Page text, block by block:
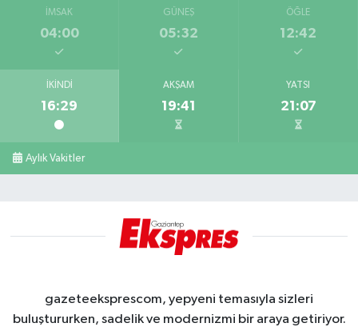
İMSAK
04:00
GÜNEŞ
05:32
ÖĞLE
12:42
İKINDI
16:29
AKŞAM
19:41
YATSI
21:07
Aylık Vakitler
gazeteeksprescom, yepyeni temasıyla sizleri
buluştururken, sadelik ve modernizmi bir araya getiriyor.